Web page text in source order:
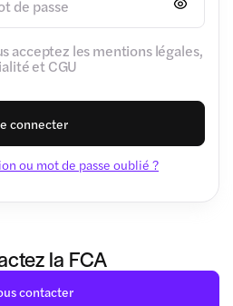
acceptez les mentions légales,
et CGU
connecter
ou mot de passe oublié ?
la FCA
contacter